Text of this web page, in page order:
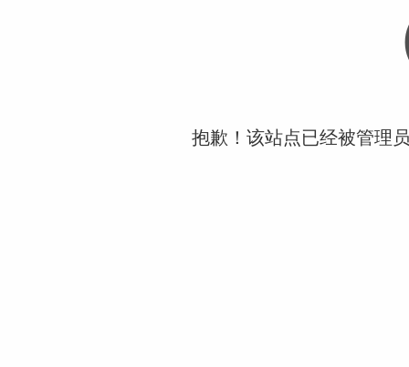
抱歉！该站点已经被管理